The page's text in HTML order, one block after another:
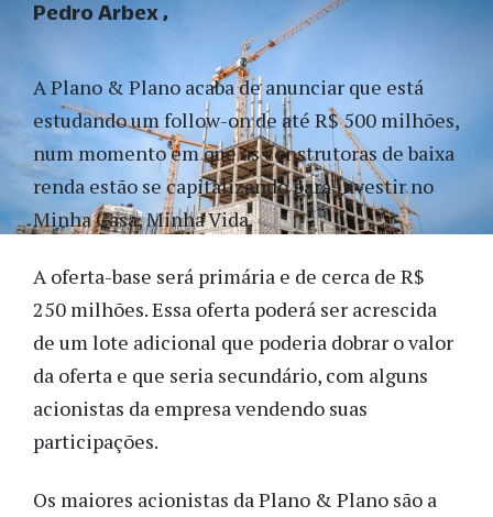
A Plano & Plano acaba de anunciar que está
estudando um follow-on de até R$ 500 milhões,
num momento em que as construtoras de baixa
renda estão se capitalizando para investir no
Minha Casa, Minha Vida.
A oferta-base será primária e de cerca de R$
250 milhões. Essa oferta poderá ser acrescida
de um lote adicional que poderia dobrar o valor
da oferta e que seria secundário, com alguns
acionistas da empresa vendendo suas
participações.
Os maiores acionistas da Plano & Plano são a
Pedro Arbex